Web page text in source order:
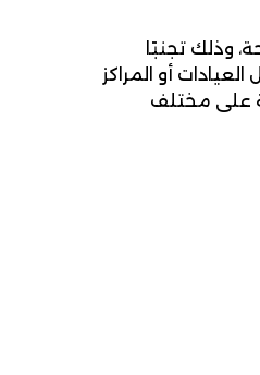
وذلك تجنبًا
أو المراكز
على مختلف